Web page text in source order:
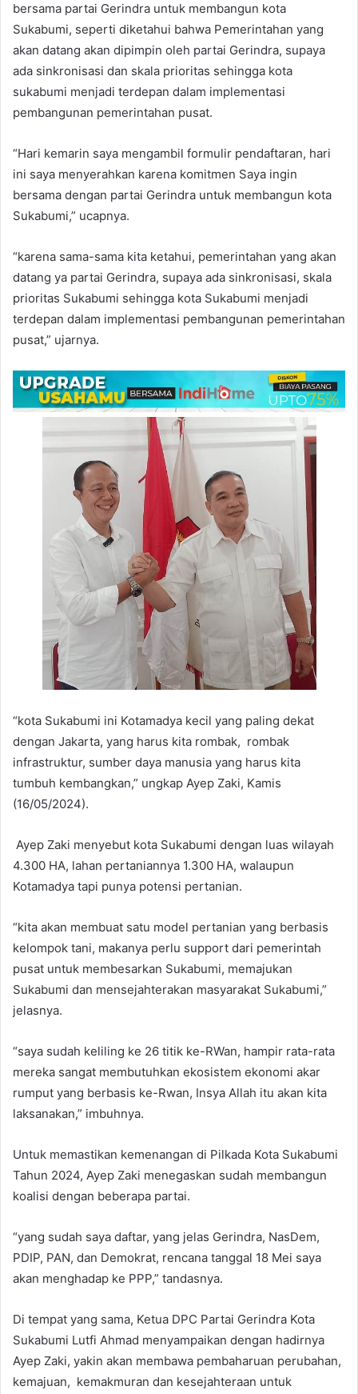
bersama partai Gerindra untuk membangun kota
Sukabumi, seperti diketahui bahwa Pemerintahan yang
akan datang akan dipimpin oleh partai Gerindra, supaya
ada sinkronisasi dan skala prioritas sehingga kota
sukabumi menjadi terdepan dalam implementasi
pembangunan pemerintahan pusat.
“Hari kemarin saya mengambil formulir pendaftaran, hari
ini saya menyerahkan karena komitmen Saya ingin
bersama dengan partai Gerindra untuk membangun kota
Sukabumi,” ucapnya.
“karena sama-sama kita ketahui, pemerintahan yang akan
datang ya partai Gerindra, supaya ada sinkronisasi, skala
prioritas Sukabumi sehingga kota Sukabumi menjadi
terdepan dalam implementasi pembangunan pemerintahan
pusat,” ujarnya.
“kota Sukabumi ini Kotamadya kecil yang paling dekat
dengan Jakarta, yang harus kita rombak, rombak
infrastruktur, sumber daya manusia yang harus kita
tumbuh kembangkan,” ungkap Ayep Zaki, Kamis
(16/05/2024).
Ayep Zaki menyebut kota Sukabumi dengan luas wilayah
4.300 HA, lahan pertaniannya 1.300 HA, walaupun
Kotamadya tapi punya potensi pertanian.
“kita akan membuat satu model pertanian yang berbasis
kelompok tani, makanya perlu support dari pemerintah
pusat untuk membesarkan Sukabumi, memajukan
Sukabumi dan mensejahterakan masyarakat Sukabumi,”
jelasnya.
“saya sudah keliling ke 26 titik ke-RWan, hampir rata-rata
mereka sangat membutuhkan ekosistem ekonomi akar
rumput yang berbasis ke-Rwan, Insya Allah itu akan kita
laksanakan,” imbuhnya.
Untuk memastikan kemenangan di Pilkada Kota Sukabumi
Tahun 2024, Ayep Zaki menegaskan sudah membangun
koalisi dengan beberapa partai.
“yang sudah saya daftar, yang jelas Gerindra, NasDem,
PDIP, PAN, dan Demokrat, rencana tanggal 18 Mei saya
akan menghadap ke PPP,” tandasnya.
Di tempat yang sama, Ketua DPC Partai Gerindra Kota
Sukabumi Lutfi Ahmad menyampaikan dengan hadirnya
Ayep Zaki, yakin akan membawa pembaharuan perubahan,
kemajuan, kemakmuran dan kesejahteraan untuk